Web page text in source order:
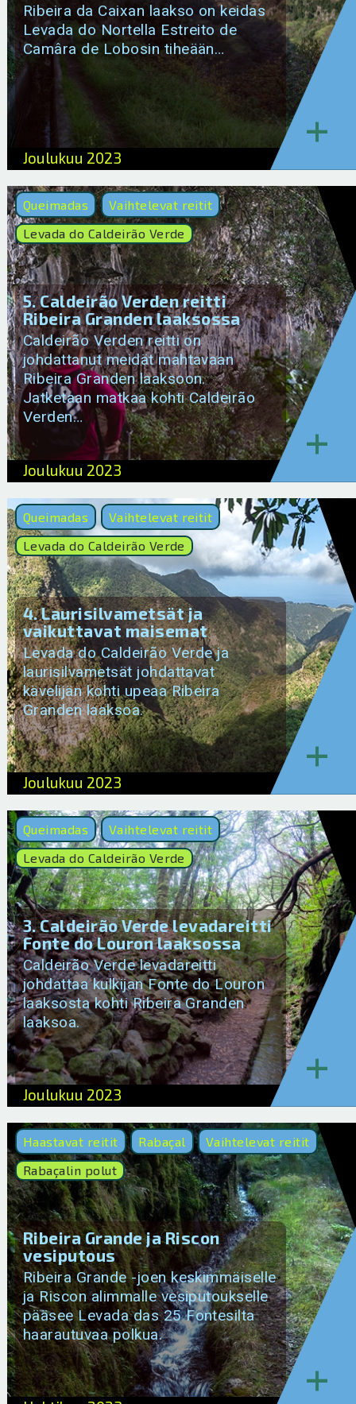
Ribeira da Caixan laakso on keidas
Levada do Nortella Estreito de
Camâra de Lobosin tiheään…
Joulukuu 2023
+
Queimadas
Vaihtelevat reitit
Levada do Caldeirão Verde
5. Caldeirão Verden reitti
Ribeira Granden laaksossa
Caldeirão Verden reitti on
johdattanut meidät mahtavaan
Ribeira Granden laaksoon.
Jatketaan matkaa kohti Caldeirão
Verden…
Joulukuu 2023
+
Queimadas
Vaihtelevat reitit
Levada do Caldeirão Verde
4. Laurisilvametsät ja
vaikuttavat maisemat
Levada do Caldeirão Verde ja
laurisilvametsät johdattavat
kävelijän kohti upeaa Ribeira
Granden laaksoa.
Joulukuu 2023
+
Queimadas
Vaihtelevat reitit
Levada do Caldeirão Verde
3. Caldeirão Verde levadareitti
Fonte do Louron laaksossa
Caldeirão Verde levadareitti
johdattaa kulkijan Fonte do Louron
laaksosta kohti Ribeira Granden
laaksoa.
Joulukuu 2023
+
Haastavat reitit Rabaçal
Vaihtelevat reitit
Rabaçalin polut
Ribeira Grande ja Riscon
vesiputous
Ribeira Grande -joen keskimmäiselle
ja Riscon alimmalle vesiputoukselle
pääsee Levada das 25 Fontesilta
haarautuvaa polkua.
+